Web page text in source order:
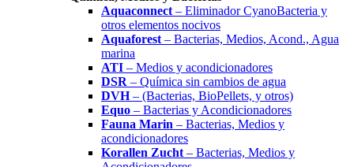
Aquaconnect – Eliminador CyanoBacteria y
otros elementos nocivos
Aquaforest – Bacterias, Medios, Acond., Agua
marina
ATI – Medios y acondicionadores
DSR – Química sin cambios de agua
DVH– (Bacterias, BioPellets, y otros)
Equo – Bacterias y Acondicionadores
Fauna Marin – Bacterias, Medios y
acondicionadores
Korallen Zucht – Bacterias, Medios y